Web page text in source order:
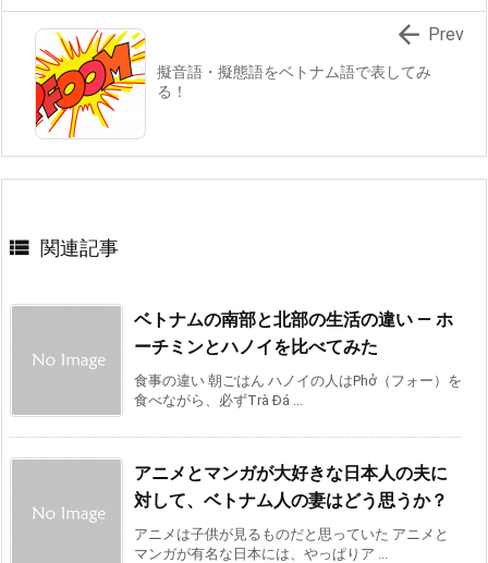
擬音語・擬態語をベトナム語で表してみ
る！
 Prev
 関連記事
ベトナムの南部と北部の生活の違い ― ホ
ーチミンとハノイを比べてみた
食事の違い 朝ごはん ハノイの人はPhở（フォー）を
食べながら、必ずTrà Đá ...
アニメとマンガが大好きな日本人の夫に
対して、ベトナム人の妻はどう思うか？
アニメは子供が見るものだと思っていた アニメと
マンガが有名な日本には、やっぱりア ...